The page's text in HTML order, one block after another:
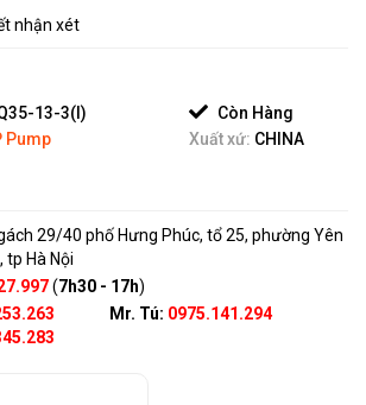
nhận xét
13-3(I)
Còn Hàng
Pump Xuất xứ: CHINA
29/40 phố Hưng Phúc, tổ 25, phường Yên
tp Hà Nội
(7h30 - 17h)
Mr. Tú: 0975.141.294